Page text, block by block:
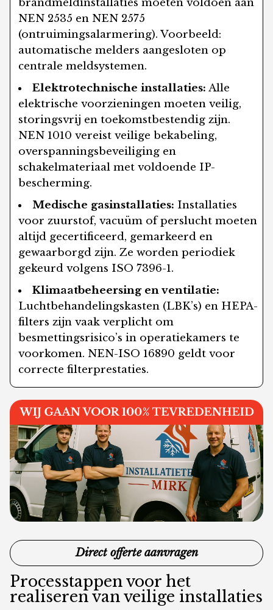
brandmeldinstallaties moeten voldoen aan
NEN 2535 en NEN 2575
(ontruimingsalarmering). Voorbeeld:
automatische melders aangesloten op
centrale meldsystemen.
Elektrotechnische installaties: Alle
elektrische voorzieningen moeten veilig,
storingsvrij en toekomstbestendig zijn.
NEN 1010 vereist veilige bekabeling,
overspanningsbeveiliging en
schakelmateriaal met voldoende IP-
bescherming.
Medische gasinstallaties: Installaties
voor zuurstof, vacuüm of perslucht moeten
altijd gecertificeerd, gemarkeerd en
gewaarborgd zijn. Ze worden periodiek
gekeurd volgens ISO 7396-1.
Klimaatbeheersing en ventilatie:
Luchtbehandelingskasten (LBK’s) en HEPA-
filters zijn vaak verplicht om
besmettingsrisico’s in operatiekamers te
voorkomen. NEN-ISO 16890 geldt voor
correcte filterprestaties.
Direct offerte aanvragen
Processtappen voor het
realiseren van veilige installaties